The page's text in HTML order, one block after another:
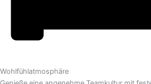
Wohlfühlatmosphäre